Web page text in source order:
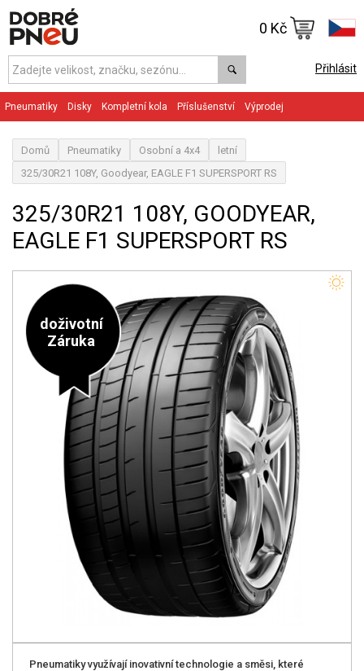
Přihlásit
0 Kč
Pneumatiky Disky Kompletní kola Příslušenství Výprodej
Domů Pneumatiky Osobní a 4x4
letní
325/30R21 108Y, Goodyear, EAGLE F1 SUPERSPORT RS
325/30R21 108Y, GOODYEAR,
EAGLE F1 SUPERSPORT RS
doživotní
Záruka
Pneumatiky využívají inovativní technologie a směsi, které